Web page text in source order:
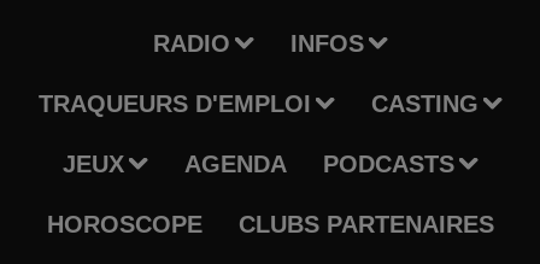
RADIO INFOS
TRAQUEURS D'EMPLOI CASTING
JEUX AGENDA PODCASTS
HOROSCOPE CLUBS PARTENAIRES